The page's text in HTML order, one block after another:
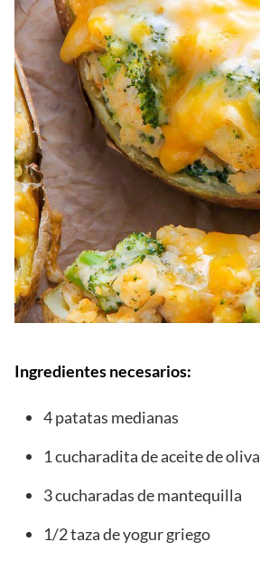
Ingredientes necesarios:
4 patatas medianas
1 cucharadita de aceite de oliva
3 cucharadas de mantequilla
1/2 taza de yogur griego